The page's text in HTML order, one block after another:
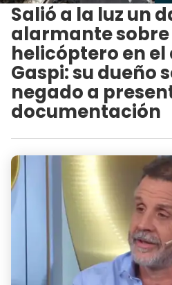
Salió a la luz un
alarmante sobre
helicóptero en el
Gaspi: su dueño
negado a
documentación